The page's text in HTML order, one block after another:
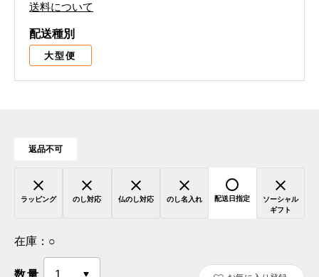
送料について
配送種別
大型便
返品不可
ラッピング のし対応 仏のし対応 のし名入れ 配送日指定
ソーシャル
ギフト
在庫： ○
数量